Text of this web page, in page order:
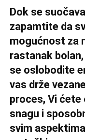
Dok se
zapamtite da
mogućnost za
rastanak
se oslobodite
vas drže
proces, Vi
snagu i
svim